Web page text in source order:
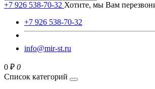
+7 926 538-70-32 Хотите, мы Вам
+7 926 538-70-32
info@mir-st.ru
0 ₽ 0
Список категорий